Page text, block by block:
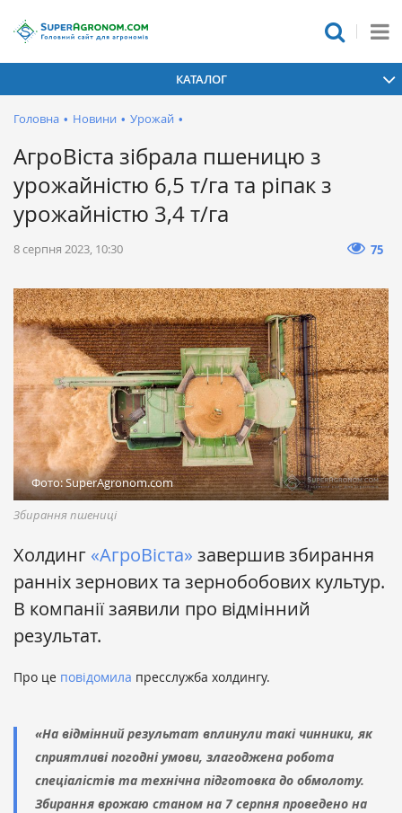
КАТАЛОГ
Головна • Новини • Урожай •
АгроВіста зібрала пшеницю з
урожайністю 6,5 т/га та ріпак з
урожайністю 3,4 т/га
8 серпня 2023, 10:30 75
Фото: SuperAgronom.com
Збирання пшениці
Холдинг «АгроВіста» завершив збирання
ранніх зернових та зернобобових культур.
В компанії заявили про відмінний
результат.
Про це повідомила пресслужба холдингу.
«На відмінний результат вплинули такі чинники, як
сприятливі погодні умови, злагоджена робота
спеціалістів та технічна підготовка до обмолоту.
Збирання врожаю станом на 7 серпня проведено на